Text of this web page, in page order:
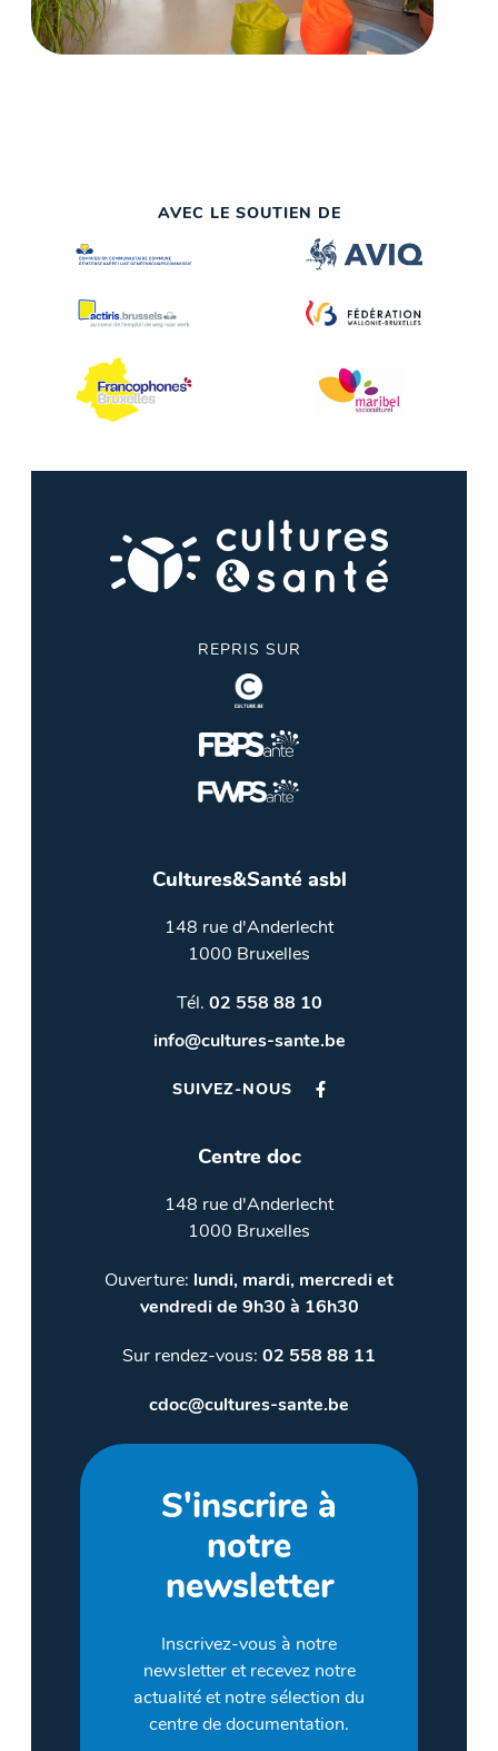
AVEC LE SOUTIEN DE
REPRIS SUR
Cultures&Santé asbl
148 rue d'Anderlecht
1000 Bruxelles
Tél. 02 558 88 10
info@cultures-sante.be
SUIVEZ-NOUS
Centre doc
148 rue d'Anderlecht
1000 Bruxelles
Ouverture: lundi, mardi, mercredi et
vendredi de 9h30 à 16h30
Sur rendez-vous: 02 558 88 11
cdoc@cultures-sante.be
S'inscrire à
notre
newsletter
Inscrivez-vous à notre
newsletter et recevez notre
actualité et notre sélection du
centre de documentation.